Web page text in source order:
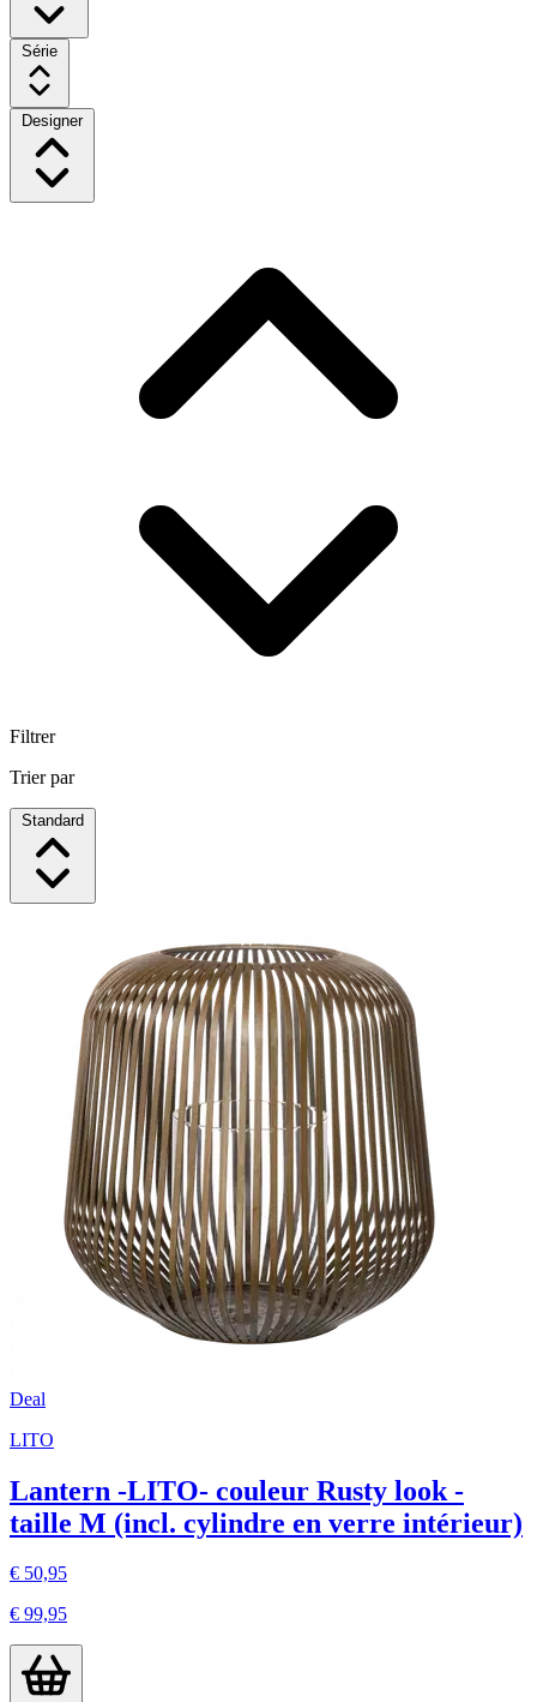
Série
Designer
Filtrer
Trier par
Standard
Deal
LITO
Lantern -LITO- couleur Rusty look -
taille M (incl. cylindre en verre intérieur)
€ 50,95
€ 99,95